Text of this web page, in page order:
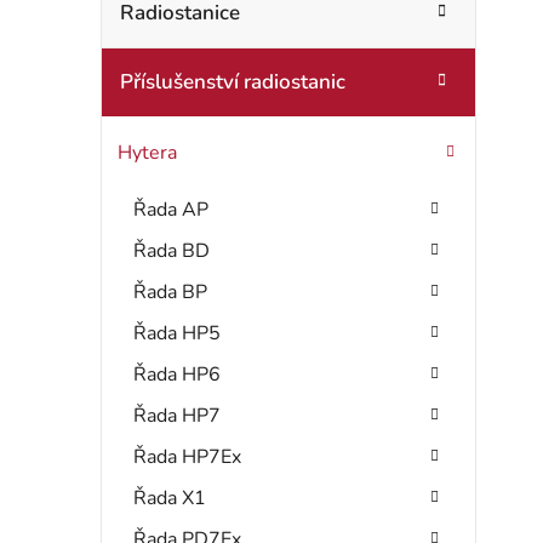
r
a
n
r
e
Radiostanice
Příslušenství radiostanic
Hytera
Řada AP
Řada BD
Řada BP
Řada HP5
Řada HP6
Řada HP7
Řada HP7Ex
Řada X1